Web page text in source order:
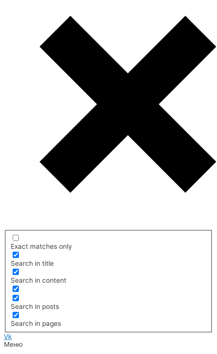
Exact matches only
Search in title
Search in content
Search in posts
Search in pages
Vk
Меню